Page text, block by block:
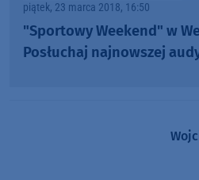
piątek, 23 marca 2018, 16:50
"Sportowy Weekend" w
Posłuchaj najnowszej